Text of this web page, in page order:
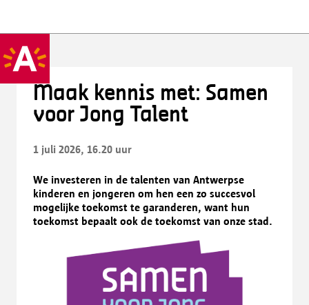
Maak kennis met: Samen
voor Jong Talent
1 juli 2026, 16.20 uur
We investeren in de talenten van Antwerpse
kinderen en jongeren om hen een zo succesvol
mogelijke toekomst te garanderen, want hun
toekomst bepaalt ook de toekomst van onze stad.